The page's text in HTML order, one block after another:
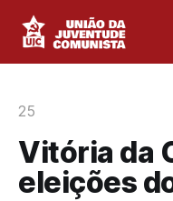
25
Vitória da
eleições